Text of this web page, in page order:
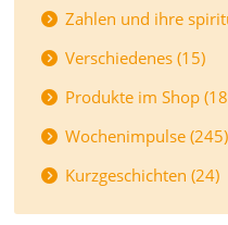
Zahlen und ihre
Verschiedenes (15)
Produkte im Shop
Wochenimpulse (245)
Kurzgeschichten (24)